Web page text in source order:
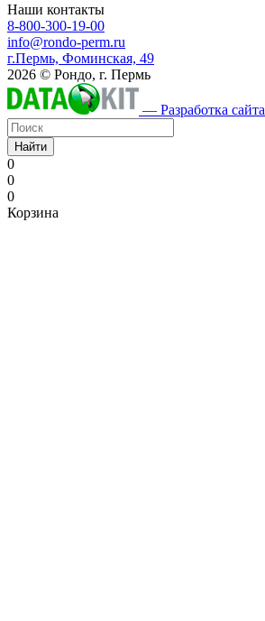
Наши контакты
8-800-300-19-00
info@rondo-perm.ru
г.Пермь, Фоминская, 49
2026 © Рондо, г. Пермь
— Разработка сайта
Найти
0
0
0
Корзина